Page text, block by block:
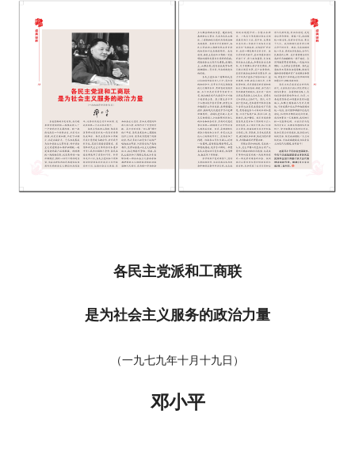
各民主党派和工商联
是为社会主义服务的政治力量
（一九七九年十月十九日）
邓小平